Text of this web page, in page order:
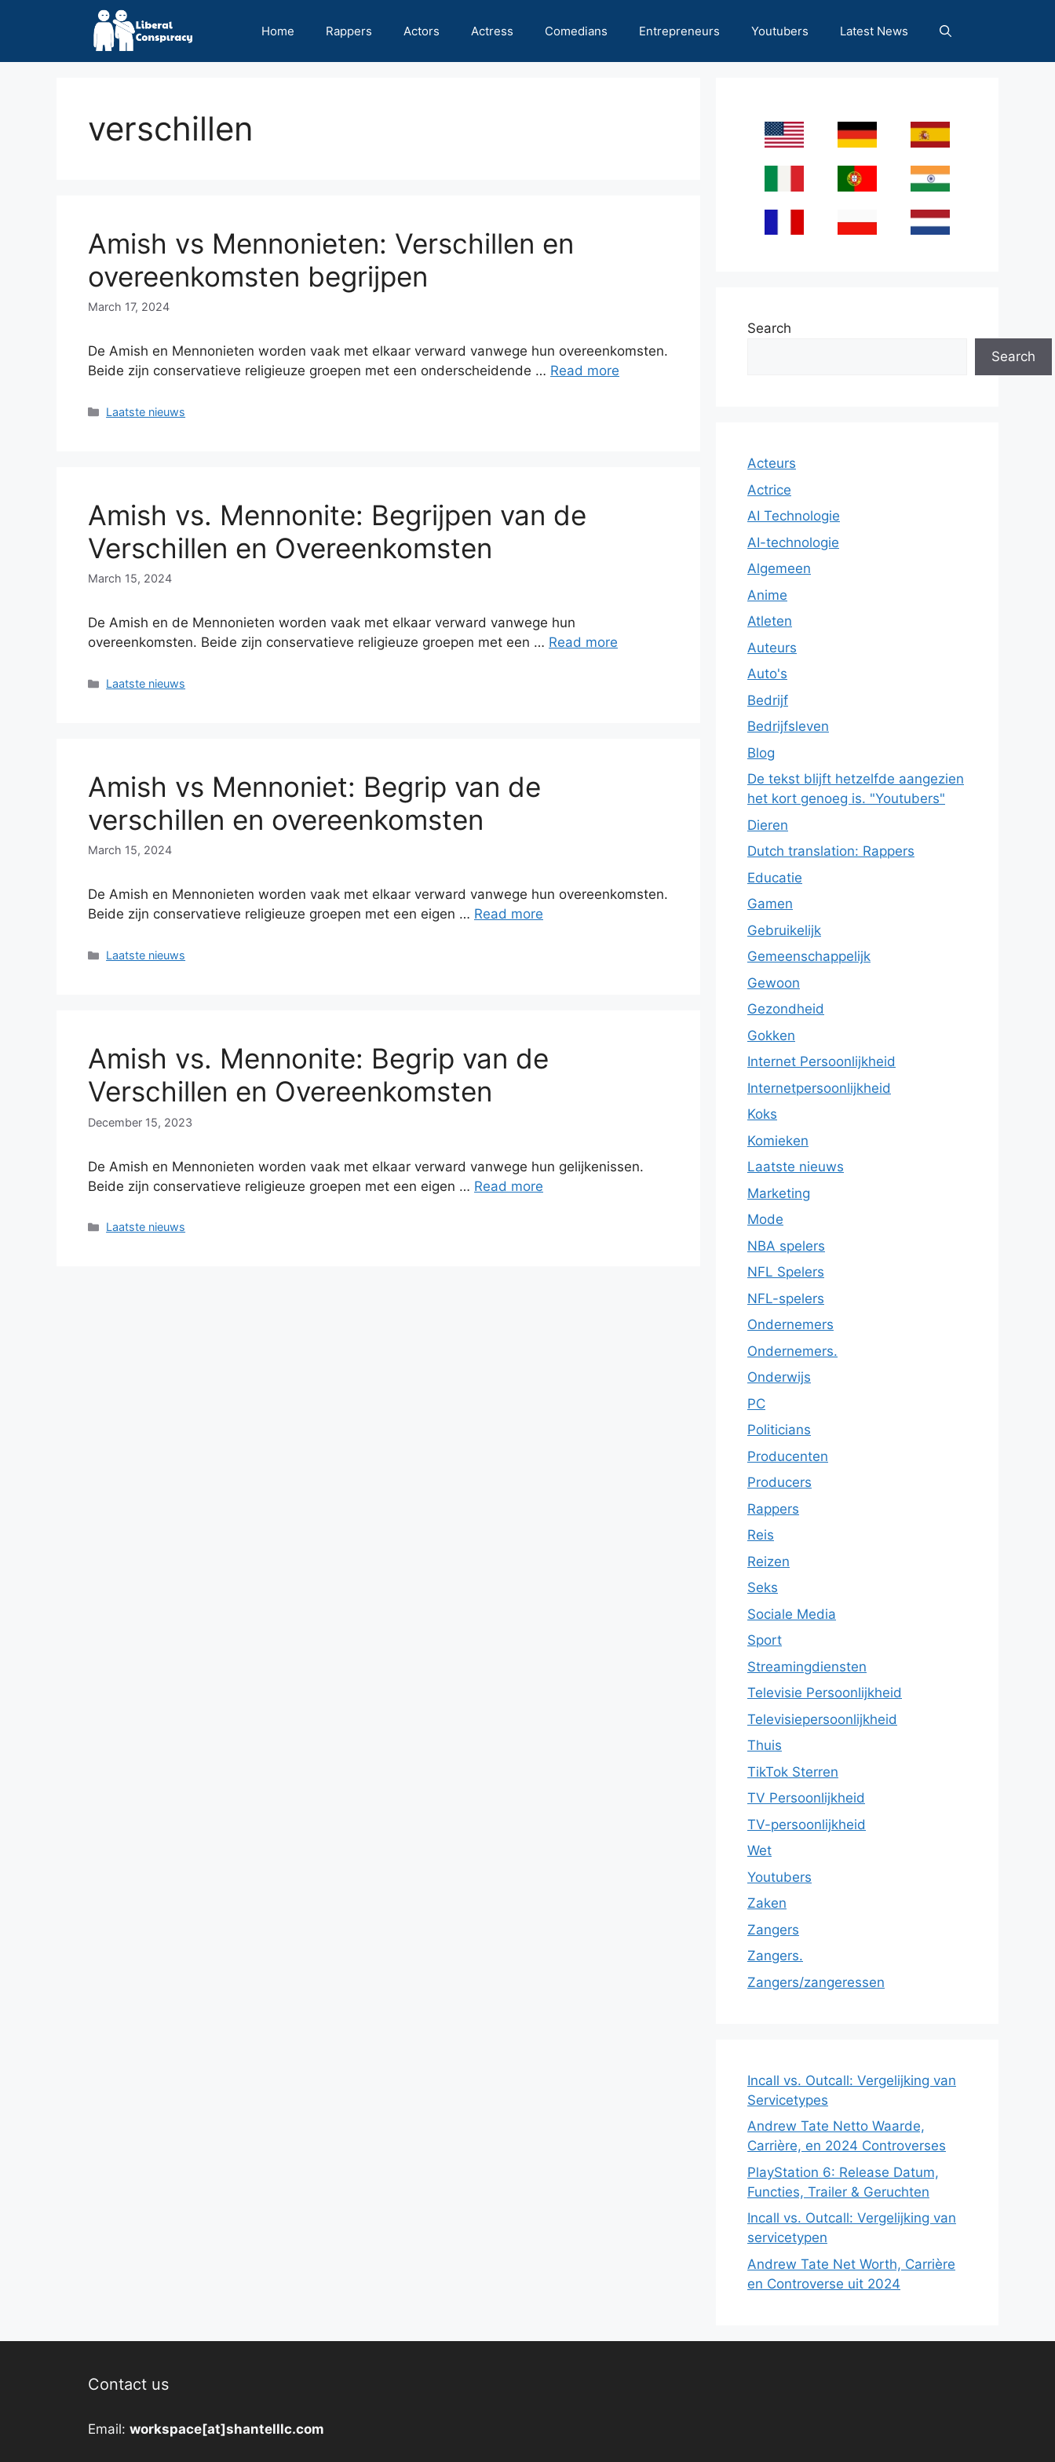
Home Rappers Actors Actress Comedians Entrepreneurs Youtubers Latest News
verschillen
Amish vs Mennonieten: Verschillen en
overeenkomsten begrijpen
March 17, 2024
De Amish en Mennonieten worden vaak met elkaar verward vanwege hun overeenkomsten.
Beide zijn conservatieve religieuze groepen met een onderscheidende … Read more
Categories
Laatste nieuws
Amish vs. Mennonite: Begrijpen van de
Verschillen en Overeenkomsten
March 15, 2024
De Amish en de Mennonieten worden vaak met elkaar verward vanwege hun
overeenkomsten. Beide zijn conservatieve religieuze groepen met een … Read more
Categories
Laatste nieuws
Amish vs Mennoniet: Begrip van de
verschillen en overeenkomsten
March 15, 2024
De Amish en Mennonieten worden vaak met elkaar verward vanwege hun overeenkomsten.
Beide zijn conservatieve religieuze groepen met een eigen … Read more
Categories
Laatste nieuws
Amish vs. Mennonite: Begrip van de
Verschillen en Overeenkomsten
December 15, 2023
De Amish en Mennonieten worden vaak met elkaar verward vanwege hun gelijkenissen.
Beide zijn conservatieve religieuze groepen met een eigen … Read more
Categories
Laatste nieuws
Search
Search
Acteurs
Actrice
AI Technologie
AI-technologie
Algemeen
Anime
Atleten
Auteurs
Auto's
Bedrijf
Bedrijfsleven
Blog
De tekst blijft hetzelfde aangezien
het kort genoeg is. "Youtubers"
Dieren
Dutch translation: Rappers
Educatie
Gamen
Gebruikelijk
Gemeenschappelijk
Gewoon
Gezondheid
Gokken
Internet Persoonlijkheid
Internetpersoonlijkheid
Koks
Komieken
Laatste nieuws
Marketing
Mode
NBA spelers
NFL Spelers
NFL-spelers
Ondernemers
Ondernemers.
Onderwijs
PC
Politicians
Producenten
Producers
Rappers
Reis
Reizen
Seks
Sociale Media
Sport
Streamingdiensten
Televisie Persoonlijkheid
Televisiepersoonlijkheid
Thuis
TikTok Sterren
TV Persoonlijkheid
TV-persoonlijkheid
Wet
Youtubers
Zaken
Zangers
Zangers.
Zangers/zangeressen
Incall vs. Outcall: Vergelijking van
Servicetypes
Andrew Tate Netto Waarde,
Carrière, en 2024 Controverses
PlayStation 6: Release Datum,
Functies, Trailer & Geruchten
Incall vs. Outcall: Vergelijking van
servicetypen
Andrew Tate Net Worth, Carrière
en Controverse uit 2024
Contact us
Email: workspace[at]shantelllc.com